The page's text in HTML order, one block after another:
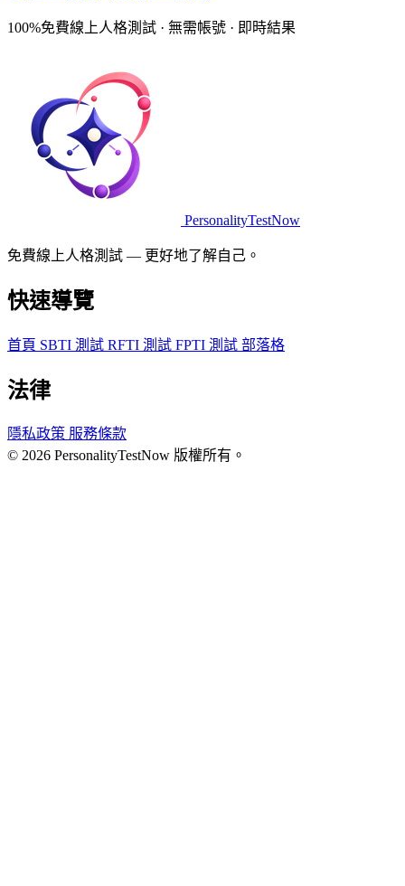
100%免費線上人格測試 · 無需帳號 · 即時結果
PersonalityTestNow
免費線上人格測試 — 更好地了解自己。
快速導覽
首頁 SBTI 測試 RFTI 測試 FPTI 測試 部落格
法律
隱私政策 服務條款
© 2026 PersonalityTestNow 版權所有。